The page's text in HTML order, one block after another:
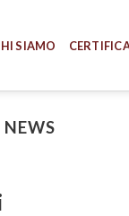
SIAMO
NEWS